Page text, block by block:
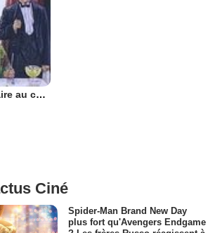
De la soupe populaire au caviar
Ciné
Spider-Man Brand New Day
plus fort qu'Avengers Endgame